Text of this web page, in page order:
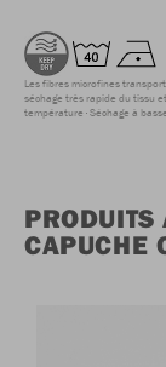
Les fibres microfines
séchage très rapide du tissu
température Séchage à
PRODUITS
CAPUCHE